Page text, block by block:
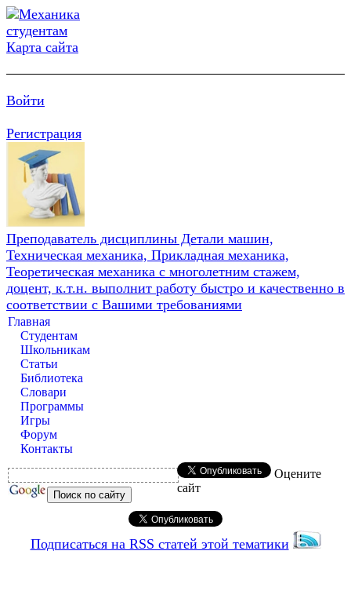
Карта сайта
Войти
Регистрация
Преподаватель дисциплины Детали машин,
Техническая механика, Прикладная механика,
Теоретическая механика с многолетним стажем,
доцент, к.т.н. выполнит работу быстро и качественно в
соответствии с Вашими требованиями
Главная
Студентам
Школьникам
Статьи
Библиотека
Словари
Программы
Игры
Форум
Контакты
Оцените
сайт
Подписаться на RSS статей этой тематики